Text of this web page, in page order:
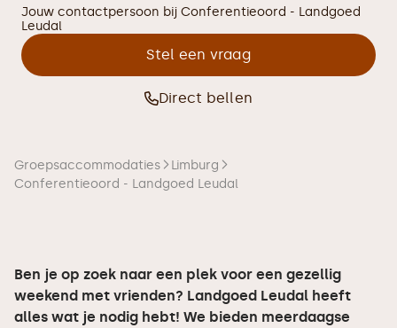
Jouw contactpersoon bij Conferentieoord - Landgoed
Leudal
Stel een vraag
Direct bellen
Groepsaccommodaties
Limburg
Conferentieoord - Landgoed Leudal
Ben je op zoek naar een plek voor een gezellig
weekend met vrienden? Landgoed Leudal heeft
alles wat je nodig hebt! We bieden meerdaagse